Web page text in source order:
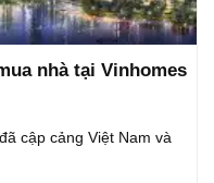
nhà tại Vinhomes
cập cảng Việt Nam và